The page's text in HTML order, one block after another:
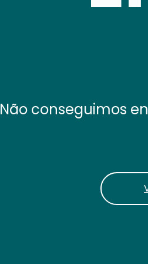
Não conseguimos